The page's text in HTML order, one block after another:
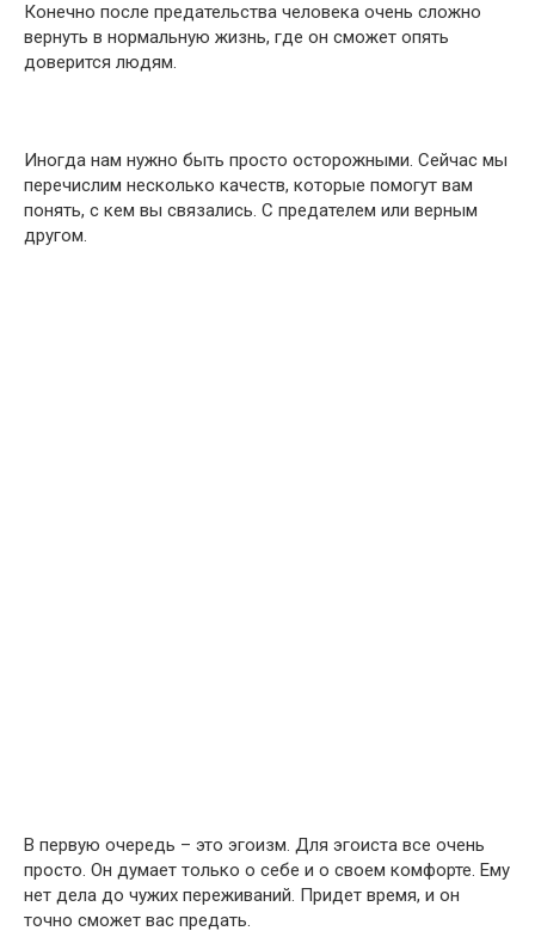
Конечно после предательства человека очень сложно
вернуть в нормальную жизнь, где он сможет опять
доверится людям.
Иногда нам нужно быть просто осторожными. Сейчас мы
перечислим несколько качеств, которые помогут вам
понять, с кем вы связались. С предателем или верным
другом.
В первую очередь – это эгоизм. Для эгоиста все очень
просто. Он думает только о себе и о своем комфорте. Ему
нет дела до чужих переживаний. Придет время, и он
точно сможет вас предать.